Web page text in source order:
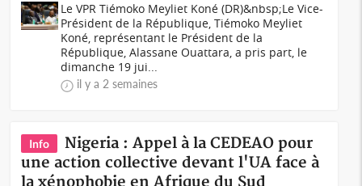
Le VPR Tiémoko Meyliet Koné (DR)&nbsp;Le Vice-
Président de la République, Tiémoko Meyliet
Koné, représentant le Président de la
République, Alassane Ouattara, a pris part, le
dimanche 19 jui...
il y a 2 semaines
Info
Nigeria : Appel à la CEDEAO pour
une action collective devant l'UA face à